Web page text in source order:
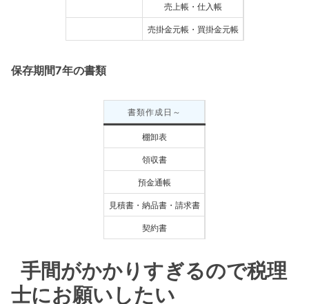
売上帳・仕入帳
売掛金元帳・買掛金元帳
保存期間7年の書類
書類作成日～
棚卸表
領収書
預金通帳
見積書・納品書・請求書
契約書
手間がかかりすぎるので税理
士にお願いしたい